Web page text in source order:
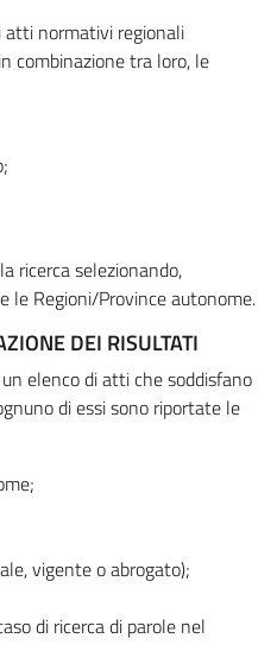
atti normativi regionali
combinazione tra loro, le
ricerca selezionando,
Regioni/Province autonome.
DEI RISULTATI
elenco di atti che soddisfano
di essi sono riportate le
vigente o abrogato);
di ricerca di parole nel